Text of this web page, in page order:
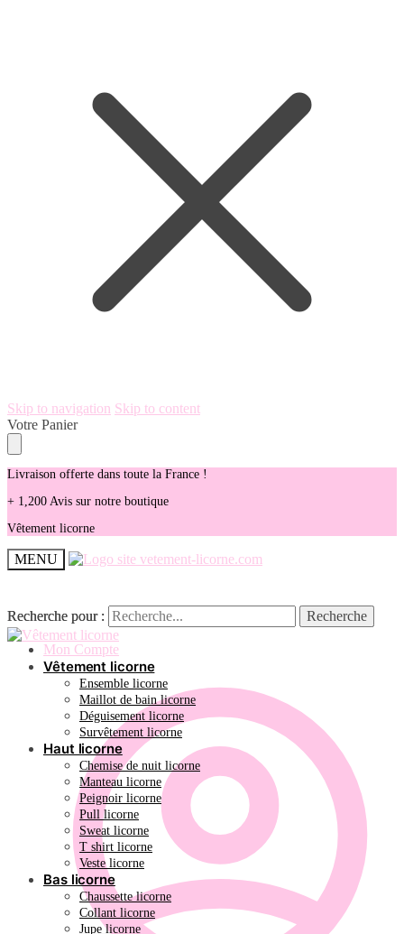
Skip to navigation Skip to content
Votre Panier
Livraison offerte dans toute la France !
+ 1,200 Avis sur notre boutique
Vêtement licorne
MENU
Recherche pour : Recherche
Mon Compte
Recherche pour : Recherche
Vêtement licorne
Ensemble licorne
Maillot de bain licorne
Déguisement licorne
Survêtement licorne
Haut licorne
Chemise de nuit licorne
Manteau licorne
Peignoir licorne
Pull licorne
Sweat licorne
T shirt licorne
Veste licorne
Bas licorne
Chaussette licorne
Collant licorne
Jupe licorne